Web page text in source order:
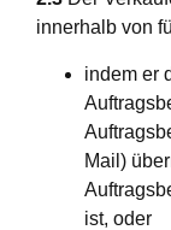
innerhalb von
indem er
Mail)
ist, oder